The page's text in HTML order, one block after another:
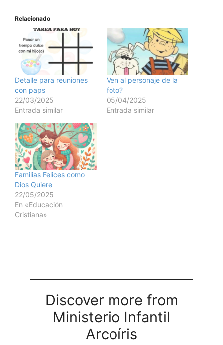
Relacionado
Detalle para reuniones
con paps
22/03/2025
Entrada similar
Ven al personaje de la
foto?
05/04/2025
Entrada similar
Familias Felices como
Dios Quiere
22/05/2025
En «Educación
Cristiana»
Discover more from
Ministerio Infantil
Arcoíris